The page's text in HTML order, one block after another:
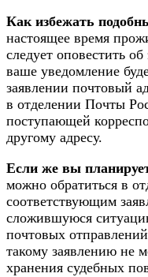
Как избежать
настоящее время
следует оповестить
ваше уведомление
заявлении почтовый
в отделении Почты
поступающей
другому адресу.
Если же вы
можно обратиться в
соответствующим
сложившуюся
почтовых
такому заявлению не
хранения судебных